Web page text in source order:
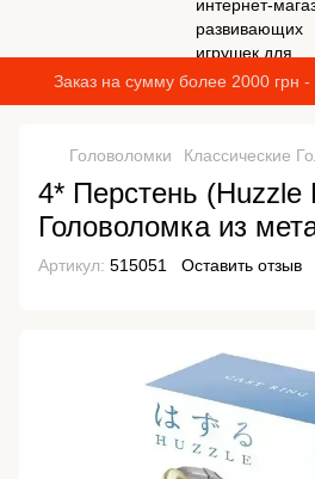
Заказ на сумму более 2000 грн -
Головоломки Классические
4* Перстень (Huzzle
Головоломка из
Артикул: 515051 Оставить отзыв